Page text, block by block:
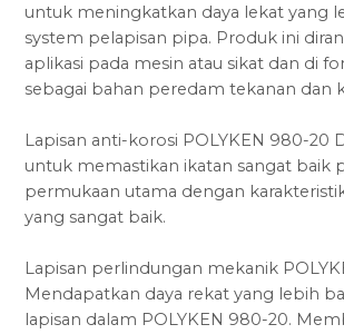
untuk meningkatkan daya lekat yang
system pelapisan pipa. Produk ini
aplikasi pada mesin atau sikat dan di
sebagai bahan peredam tekanan dan
Lapisan anti-korosi POLYKEN 980-20
untuk memastikan ikatan sangat baik
permukaan utama dengan
yang sangat baik.
Lapisan perlindungan mekanik
Mendapatkan daya rekat yang lebih
lapisan dalam POLYKEN 980-20.